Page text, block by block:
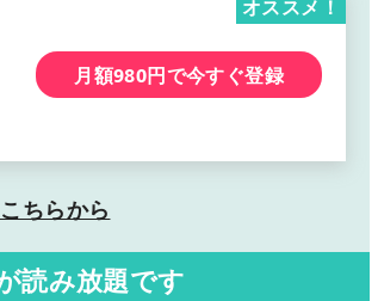
オススメ！
月額980円で今すぐ登録
ちらから
読み放題です